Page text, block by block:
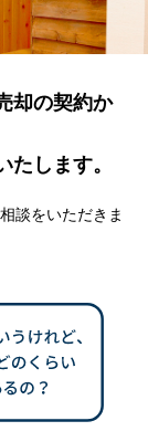
却の契約か
します。
談をいただきま